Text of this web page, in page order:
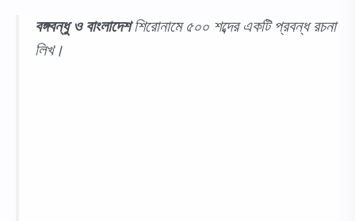
বঙ্গবন্ধু ও বাংলাদেশশিরোনামে ৫০০ শব্দের একটি প্রবন্ধ রচনা
লিখ।